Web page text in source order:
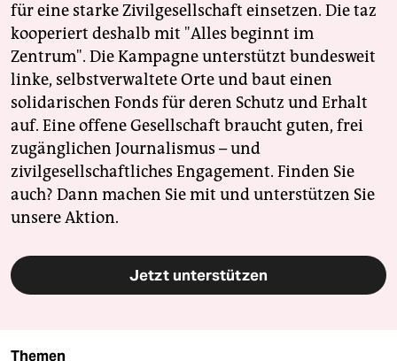
für eine starke Zivilgesellschaft einsetzen. Die taz
kooperiert deshalb mit "Alles beginnt im
Zentrum". Die Kampagne unterstützt bundesweit
linke, selbstverwaltete Orte und baut einen
solidarischen Fonds für deren Schutz und Erhalt
auf. Eine offene Gesellschaft braucht guten, frei
zugänglichen Journalismus – und
zivilgesellschaftliches Engagement. Finden Sie
auch? Dann machen Sie mit und unterstützen Sie
unsere Aktion.
Jetzt unterstützen
Themen